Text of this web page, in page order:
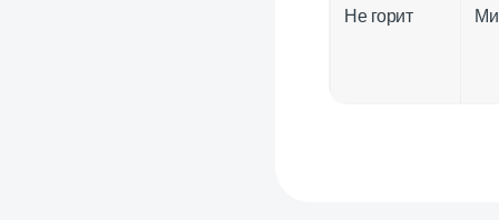
Не горит